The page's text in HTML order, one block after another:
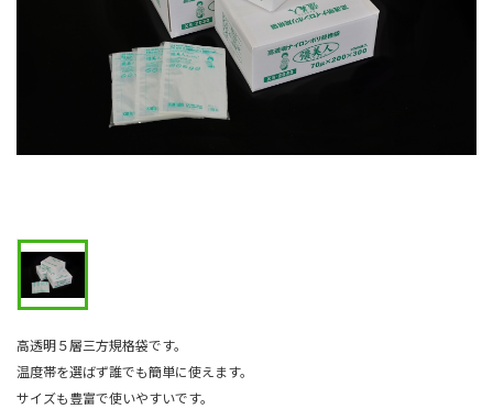
高透明５層三方規格袋です。
温度帯を選ばず誰でも簡単に使えます。
サイズも豊富で使いやすいです。